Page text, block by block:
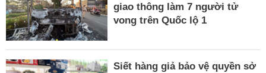
giao thông làm 7 người tử
vong trên Quốc lộ 1
Siết hàng giả bảo vệ quyền sở